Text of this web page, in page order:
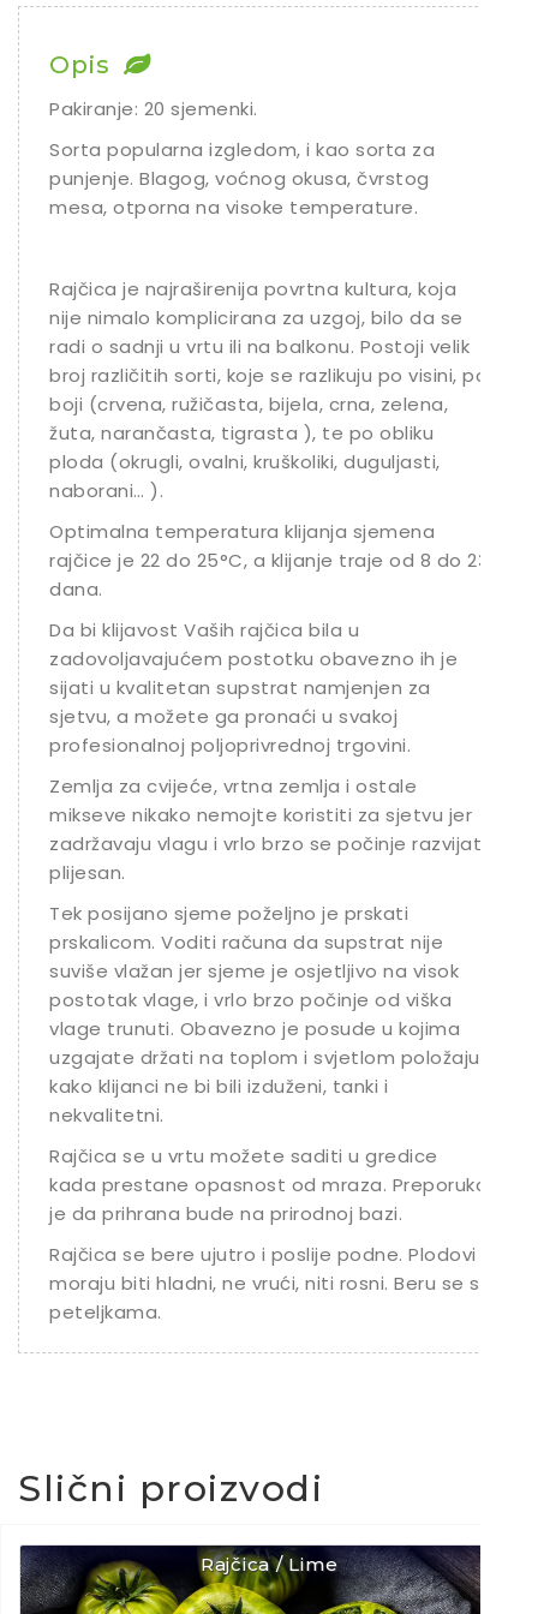
Ostalo sjeme
Opis
Pakiranje: 20 sjemenki.
Sorta popularna izgledom, i kao sorta za
punjenje. Blagog, voćnog okusa, čvrstog
mesa, otporna na visoke temperature.
Rajčica je najraširenija povrtna kultura, koja
nije nimalo komplicirana za uzgoj, bilo da se
radi o sadnji u vrtu ili na balkonu. Postoji velik
broj različitih sorti, koje se razlikuju po visini, po
boji (crvena, ružičasta, bijela, crna, zelena,
žuta, narančasta, tigrasta ), te po obliku
ploda (okrugli, ovalni, kruškoliki, duguljasti,
naborani… ).
Optimalna temperatura klijanja sjemena
rajčice je 22 do 25°C, a klijanje traje od 8 do 23
dana.
Da bi klijavost Vaših rajčica bila u
zadovoljavajućem postotku obavezno ih je
sijati u kvalitetan supstrat namjenjen za
sjetvu, a možete ga pronaći u svakoj
profesionalnoj poljoprivrednoj trgovini.
Zemlja za cvijeće, vrtna zemlja i ostale
mikseve nikako nemojte koristiti za sjetvu jer
zadržavaju vlagu i vrlo brzo se počinje razvijati
plijesan.
Tek posijano sjeme poželjno je prskati
prskalicom. Voditi računa da supstrat nije
suviše vlažan jer sjeme je osjetljivo na visok
postotak vlage, i vrlo brzo počinje od viška
vlage trunuti. Obavezno je posude u kojima
uzgajate držati na toplom i svjetlom položaju
kako klijanci ne bi bili izduženi, tanki i
nekvalitetni.
Rajčica se u vrtu možete saditi u gredice
kada prestane opasnost od mraza. Preporuka
je da prihrana bude na prirodnoj bazi.
Rajčica se bere ujutro i poslije podne. Plodovi
moraju biti hladni, ne vrući, niti rosni. Beru se s
peteljkama.
Slični proizvodi
Rajčica / Lime